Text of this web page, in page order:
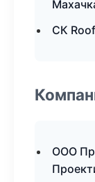
СК
ООО